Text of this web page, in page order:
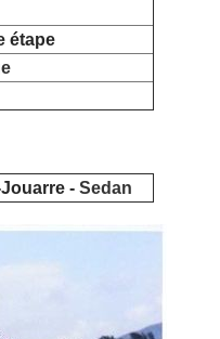
étape
- Sedan